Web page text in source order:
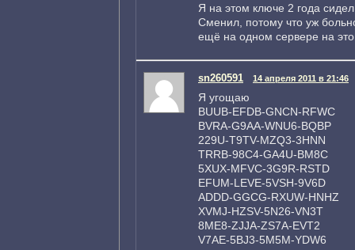
Я на этом ключе 2 года
Сменил, потому что уж
ещё на одном сервере на
sn260591 14 апреля 2011 в 21:46
Я угощаю
BUUB-EFDB-GNCN-RFWC
BVRA-G9AA-WNU6-BQBP
229U-T9TV-MZQ3-3HNN
TRRB-98C4-GA4U-BM8C
5XUX-MFVC-3G9R-RSTD
EFUM-LEVE-5VSH-9V6D
ADDD-GGCG-RXUW-HNHZ
XVMJ-HZSV-5N26-VN3T
8ME8-ZJJA-ZS7A-EVT2
V7AE-5BJ3-5M5M-YDW6